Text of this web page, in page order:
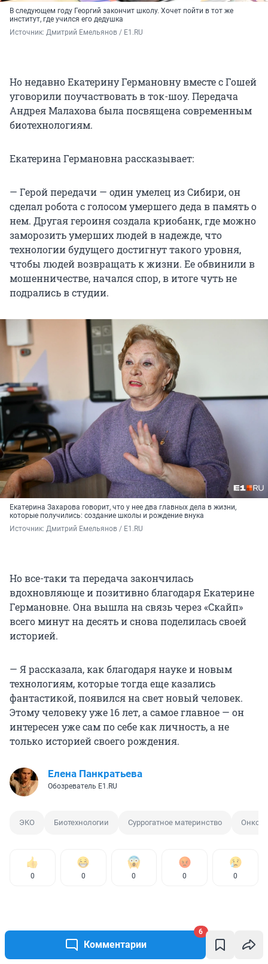
Комментарии
6
В следующем году Георгий закончит школу. Хочет пойти в тот же
институт, где учился его дедушка
Источник: Дмитрий Емельянов / E1.RU
Но недавно Екатерину Германовну вместе с Гошей
уговорили поучаствовать в ток-шоу. Передача
Андрея Малахова была посвящена современным
биотехнологиям.
Екатерина Германовна рассказывает:
— Герой передачи — один умелец из Сибири, он
сделал робота с голосом умершего деда в память о
нем. Другая героиня создала криобанк, где можно
заморозить умерших людей в надежде, что
технологии будущего достигнут такого уровня,
чтобы людей возвращать к жизни. Ее обвинили в
мошенничестве, начался спор, в итоге чуть не
подрались в студии.
Екатерина Захарова говорит, что у нее два главных дела в жизни,
которые получились: создание школы и рождение внука
Источник: Дмитрий Емельянов / E1.RU
Но все-таки та передача закончилась
вдохновляюще и позитивно благодаря Екатерине
Германовне. Она вышла на связь через «Скайп»
всего минут на десять и снова поделилась своей
историей.
— Я рассказала, как благодаря науке и новым
технологиям, которые тогда еще казались
фантастикой, появился на свет новый человек.
Этому человеку уже 16 лет, а самое главное — он
интересен уже сам по себе как личность, а не
только историей своего рождения.
Елена Панкратьева
Обозреватель E1.RU
ЭКО Биотехнологии Суррогатное материнство
0 0 0 0 0